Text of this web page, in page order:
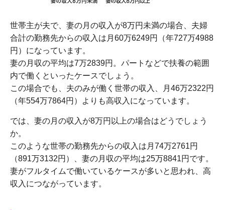
世帯主が夫で、妻の月の収入が8万円未満の場合、夫婦
合計の勤務先からの収入は月60万6249円（年727万4988
円）になっています。
妻の月収の平均は7万2839円。パートなどで扶養の範囲
内で働くといったケースでしょう。
この場合でも、夫のみが働く世帯の収入、月46万2322円
（年554万7864円）よりも高収入になっています。
では、妻の月の収入が8万円以上の場合はどうでしょう
か。
このような世帯の勤務先からの収入は月74万2761円
（891万3132円）、妻の月収の平均は25万8841円です。
妻がフルタイムで働いているケースが多いと思われ、高
収入につながっています。